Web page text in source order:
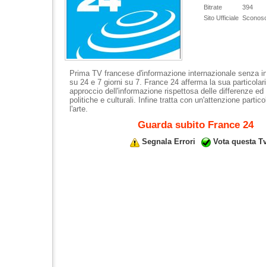
Bitrate
394
Sito Ufficiale
Prima TV francese d'informazione internazionale senza
su 24 e 7 giorni su 7. France 24 afferma la sua
approccio dell'informazione rispettosa delle differenze
politiche e culturali. Infine tratta con un'attenzione
l'arte.
Guarda subito France 24
Segnala Errori Vota questa